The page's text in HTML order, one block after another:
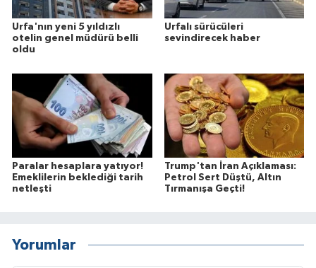
Urfa'nın yeni 5 yıldızlı
otelin genel müdürü belli
oldu
Urfalı sürücüleri
sevindirecek haber
Paralar hesaplara yatıyor!
Emeklilerin beklediği tarih
netleşti
Trump'tan İran Açıklaması:
Petrol Sert Düştü, Altın
Tırmanışa Geçti!
Yorumlar